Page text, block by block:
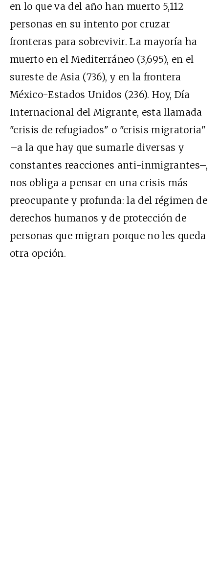
en lo que va del año han muerto 5,112
personas en su intento por cruzar
fronteras para sobrevivir. La mayoría ha
muerto en el Mediterráneo (3,695), en el
sureste de Asia (736), y en la frontera
México-Estados Unidos (236). Hoy, Día
Internacional del Migrante, esta llamada
"crisis de refugiados" o "crisis migratoria"
–a la que hay que sumarle diversas y
constantes reacciones anti-inmigrantes–,
nos obliga a pensar en una crisis más
preocupante y profunda: la del régimen de
derechos humanos y de protección de
personas que migran porque no les queda
otra opción.